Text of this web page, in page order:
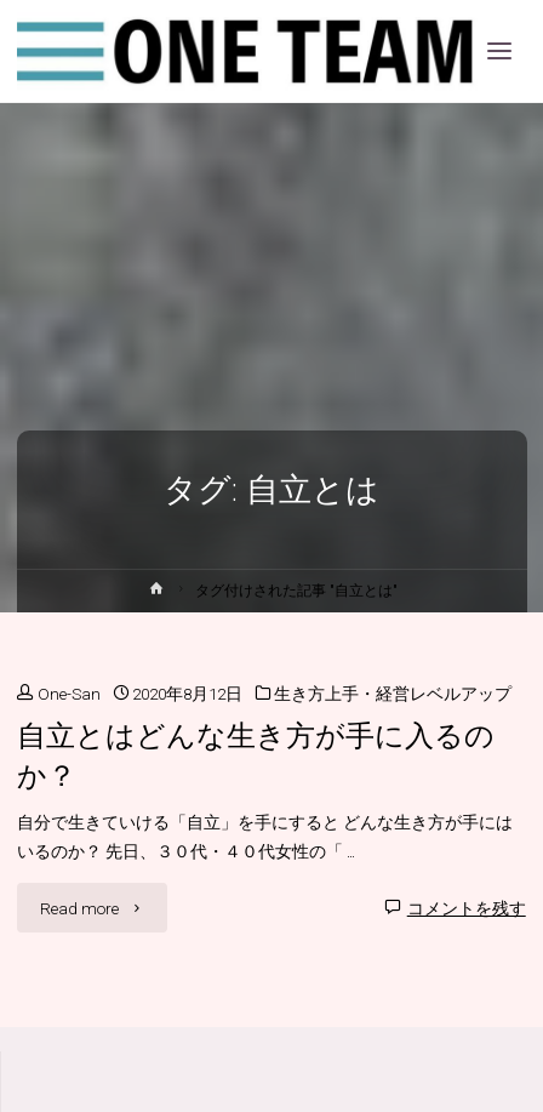
ちー
む
タグ: 自立とは
ー
タグ付けされた記事 "自立とは"
One-San 2020年8月12日 生き方上手・経営レベルアップ
自立とはどんな生き方が手に入るの
か？
自分で生きていける「自立」を手にすると どんな生き方が手には
いるのか？ 先日、３０代・４０代女性の「 …
Read more "自 コメントを残す